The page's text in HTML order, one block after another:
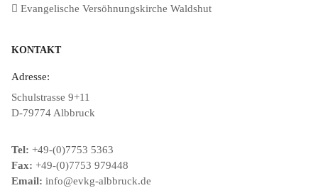
Evangelische Versöhnungskirche Waldshut
KONTAKT
Adresse:
Schulstrasse 9+11
D-79774 Albbruck
Tel: +49-(0)7753 5363
Fax: +49-(0)7753 979448
Email: info@evkg-albbruck.de